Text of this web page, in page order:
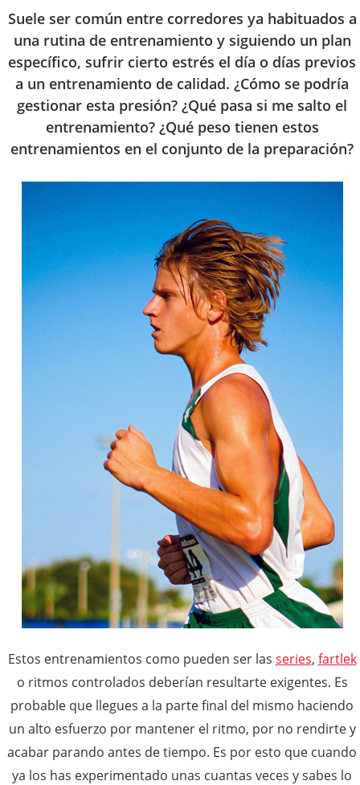
Suele ser común entre corredores ya habituados a
una rutina de entrenamiento y siguiendo un plan
específico, sufrir cierto estrés el día o días previos
a un entrenamiento de calidad. ¿Cómo se podría
gestionar esta presión? ¿Qué pasa si me salto el
entrenamiento? ¿Qué peso tienen estos
entrenamientos en el conjunto de la preparación?
Estos entrenamientos como pueden ser las series, fartlek
o ritmos controlados deberían resultarte exigentes. Es
probable que llegues a la parte final del mismo haciendo
un alto esfuerzo por mantener el ritmo, por no rendirte y
acabar parando antes de tiempo. Es por esto que cuando
ya los has experimentado unas cuantas veces y sabes lo